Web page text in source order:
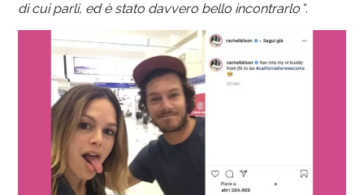
di cui parli, ed è stato davvero bello incontrarlo “.